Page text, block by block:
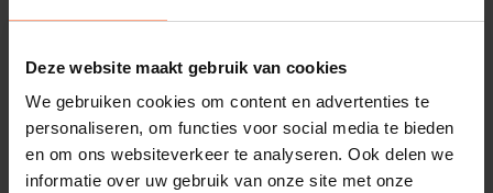
Deze website maakt gebruik van cookies
We gebruiken cookies om content en advertenties te
personaliseren, om functies voor social media te bieden
en om ons websiteverkeer te analyseren. Ook delen we
informatie over uw gebruik van onze site met onze